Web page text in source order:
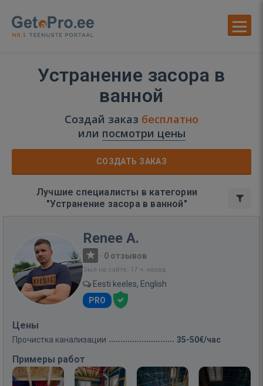
Устранение засора в
ванной
Создай заказ бесплатно
или посмотри цены
СОЗДАТЬ ЗАКАЗ
Лучшие специалисты в категории
"Устранение засора в ванной"
Renee A.
· 0 отзывов
Был на сайте: 17 ч. назад
Eesti keeles, English
PRO
Цены
Прочистка канализации 35-50€/час
Примеры работ